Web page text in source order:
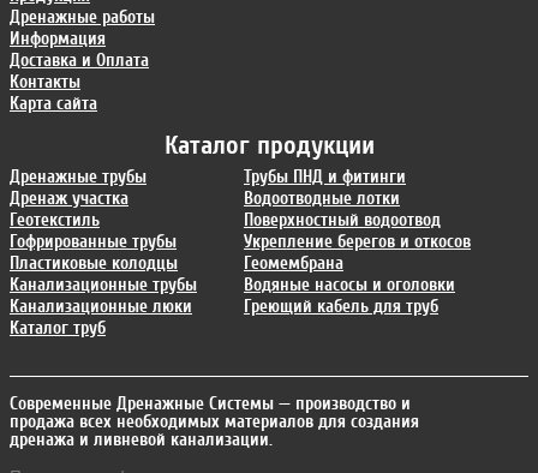
Каталог продукции
Дренажные трубы
Дренаж участка
Геотекстиль
Гофрированные трубы
Пластиковые колодцы
Канализационные трубы
Канализационные люки
Каталог труб
Трубы ПНД и фитинги
Водоотводные лотки
Поверхностный водоотвод
Укрепление берегов и откосов
Геомембрана
Водяные насосы и оголовки
Греющий кабель для труб
Дренажные работы
Информация
Доставка и Оплата
Контакты
Карта сайта
Современные Дренажные Системы — производство и
продажа всех необходимых материалов для создания
дренажа и ливневой канализации.